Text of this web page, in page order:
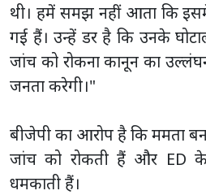
थी। हमें समझ नहीं आता कि
गई हैं। उन्हें डर है कि उनके
जांच को रोकना कानून का
जनता करेगी।"
बीजेपी का आरोप है कि ममता
जांच को रोकती हैं और ED के
धमकाती हैं।